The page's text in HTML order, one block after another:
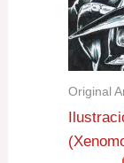
Original